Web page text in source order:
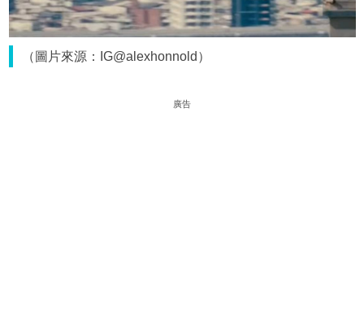
（圖片來源：IG@alexhonnold）
廣告